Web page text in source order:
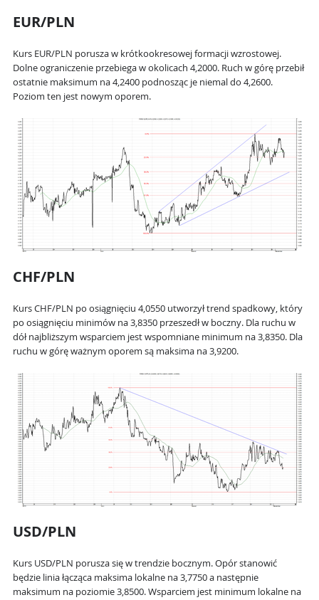
EUR/PLN
Kurs EUR/PLN porusza w krótkookresowej formacji wzrostowej.
Dolne ograniczenie przebiega w okolicach 4,2000. Ruch w górę przebił
ostatnie maksimum na 4,2400 podnosząc je niemal do 4,2600.
Poziom ten jest nowym oporem.
CHF/PLN
Kurs CHF/PLN po osiągnięciu 4,0550 utworzył trend spadkowy, który
po osiągnięciu minimów na 3,8350 przeszedł w boczny. Dla ruchu w
dół najbliższym wsparciem jest wspomniane minimum na 3,8350. Dla
ruchu w górę ważnym oporem są maksima na 3,9200.
USD/PLN
Kurs USD/PLN porusza się w trendzie bocznym. Opór stanowić
będzie linia łącząca maksima lokalne na 3,7750 a następnie
maksimum na poziomie 3,8500. Wsparciem jest minimum lokalne na